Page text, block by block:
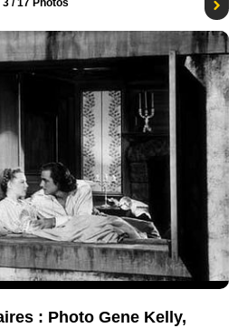
3/ 17 Photos
: Photo Gene Kelly,